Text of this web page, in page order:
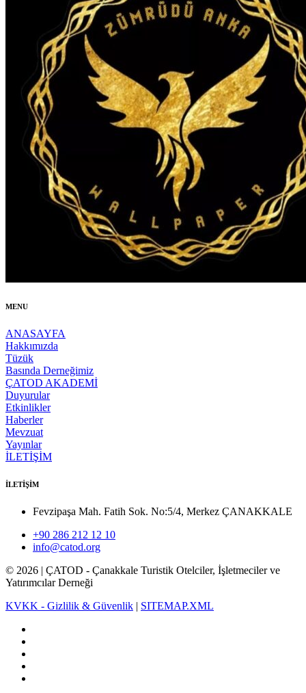
MENU
ANASAYFA
Hakkımızda
Tüzük
Basında Derneğimiz
ÇATOD AKADEMİ
Duyurular
Etkinlikler
Haberler
Mevzuat
Yayınlar
İLETİŞİM
İLETİŞİM
Fevzipaşa Mah. Fatih Sok. No:5/4, Merkez ÇANAKKALE
+90 286 212 12 10
info@catod.org
© 2026 | ÇATOD - Çanakkale Turistik Otelciler, İşletmeciler ve
Yatırımcılar Derneği
KVKK - Gizlilik & Güvenlik | SITEMAP.XML